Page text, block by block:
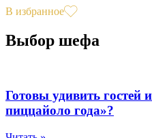
В избранное
Выбор шефа
Готовы удивить гостей
пиццайоло года»?